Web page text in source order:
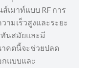
เมาท์แบบ RF การ
มเร็วสูงและระยะ
นสมัยและมี
คตนี้จะช่วยปลด
แบบและ